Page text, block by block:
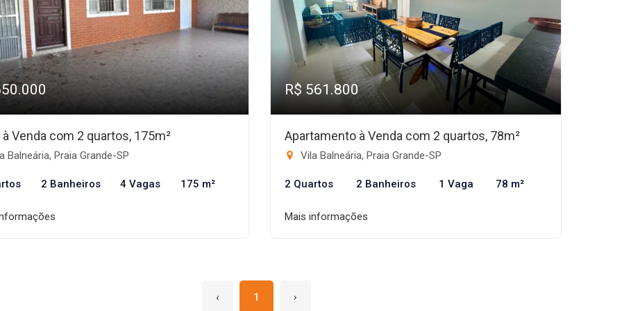
à Venda com 2 quartos, 175m²
Balneária, Praia Grande-SP
2 Banheiros 4 Vagas 175 m²
R$ 561.800
Apartamento à Venda com 2 quartos, 78m²
Vila Balneária, Praia Grande-SP
2 Quartos 2 Banheiros 1 Vaga 78 m²
Mais informações
‹ 1 ›